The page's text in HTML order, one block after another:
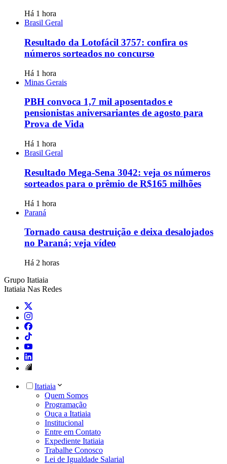
Há 1 hora
Brasil Geral
Resultado da Lotofácil 3757: confira os
números sorteados no concurso
Há 1 hora
Minas Gerais
PBH convoca 1,7 mil aposentados e
pensionistas aniversariantes de agosto para
Prova de Vida
Há 1 hora
Brasil Geral
Resultado Mega-Sena 3042: veja os números
sorteados para o prêmio de R$165 milhões
Há 1 hora
Paraná
Tornado causa destruição e deixa desalojados
no Paraná; veja vídeo
Há 2 horas
Grupo Itatiaia
Itatiaia Nas Redes
Itatiaia
Quem Somos
Programação
Ouça a Itatiaia
Institucional
Entre em Contato
Expediente Itatiaia
Trabalhe Conosco
Lei de Igualdade Salarial